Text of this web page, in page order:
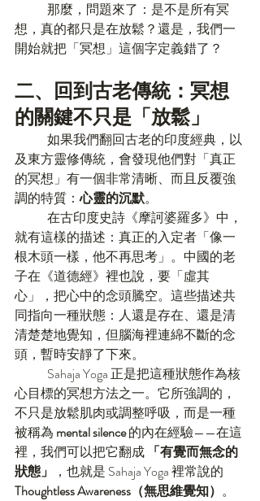
想，真的都只是在放鬆？還是，我們一
開始就把「冥想」這個字定義錯了？
二、回到古老傳統：冥想
的關鍵不只是「放鬆」
及東方靈修傳統，會發現他們對「真正
的冥想」有一個非常清晰、而且反覆強
調的特質：心靈的沉默。
就有這樣的描述：真正的入定者「像一
根木頭一樣，他不再思考」。中國的老
子在《道德經》裡也說，要「虛其
心」，把心中的念頭騰空。這些描述共
同指向一種狀態：人還是存在、還是清
清楚楚地覺知，但腦海裡連綿不斷的念
頭，暫時安靜了下來。
心目標的冥想方法之一。它所強調的，
不只是放鬆肌肉或調整呼吸，而是一種
被稱為 mental silence 的內在經驗——在這
裡，我們可以把它翻成 「有覺而無念的
狀態」
，也就是 Sahaja Yoga 裡常說的
Thoughtless Awareness（無思維覺知） 。